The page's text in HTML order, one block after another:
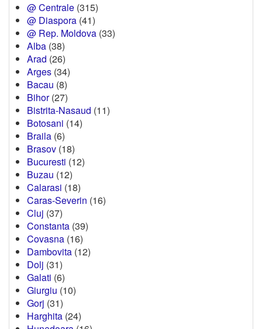
@ Centrale (315)
@ Diaspora (41)
@ Rep. Moldova (33)
Alba (38)
Arad (26)
Arges (34)
Bacau (8)
Bihor(27)
Bistrita-Nasaud (11)
Botosani (14)
Braila (6)
Brasov (18)
Bucuresti (12)
Buzau (12)
Calarasi (18)
Caras-Severin (16)
Cluj (37)
Constanta (39)
Covasna (16)
Dambovita (12)
Dolj (31)
Galati (6)
Giurgiu (10)
Gorj (31)
Harghita (24)